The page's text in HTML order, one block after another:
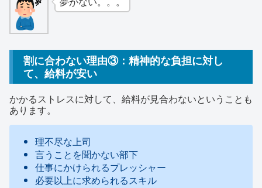
割に合わない理由③：精神的な負担に対し
て、給料が安い
かかるストレスに対して、給料が見合わないということも
あります。
理不尽な上司
言うことを聞かない部下
仕事にかけられるプレッシャー
必要以上に求められるスキル